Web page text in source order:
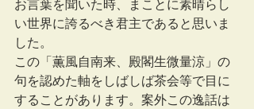
お言葉を聞いた時、まことに素晴らし
い世界に誇るべき君主であると思いま
した。
この「薫風自南来、殿閣生微量涼」の
句を認めた軸をしばしば茶会等で目に
することがあります。案外この逸話は